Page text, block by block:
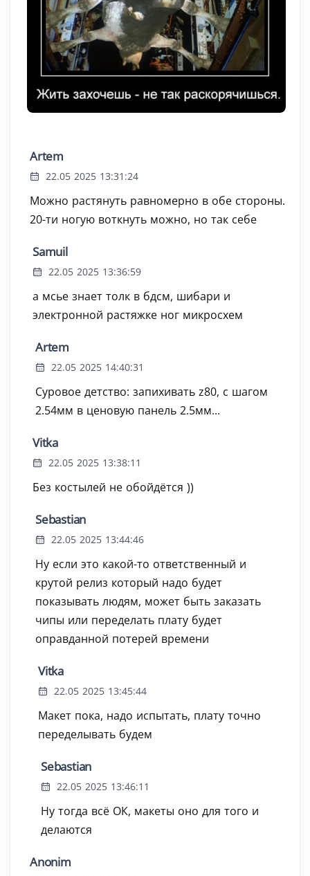
Artem
22.05 2025 13:31:24
Можно растянуть равномерно в обе стороны.
20-ти ногую воткнуть можно, но так себе
Samuil
22.05 2025 13:36:59
а мсье знает толк в бдсм, шибари и
электронной растяжке ног микросхем
Artem
22.05 2025 14:40:31
Суровое детство: запихивать z80, с шагом
2.54мм в ценовую панель 2.5мм...
Vitka
22.05 2025 13:38:11
Без костылей не обойдётся ))
Sebastian
22.05 2025 13:44:46
Ну если это какой-то ответственный и
крутой релиз который надо будет
показывать людям, может быть заказать
чипы или переделать плату будет
оправданной потерей времени
Vitka
22.05 2025 13:45:44
Макет пока, надо испытать, плату точно
переделывать будем
Sebastian
22.05 2025 13:46:11
Ну тогда всё ОК, макеты оно для того и
делаются
Anonim